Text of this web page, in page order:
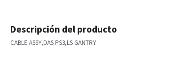
Descripción del producto
CABLE ASSY,DAS PS3,LS GANTRY